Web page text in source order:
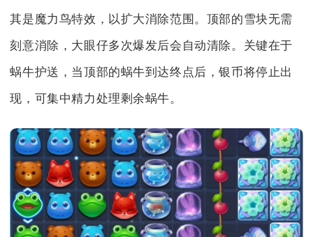
其是魔力鸟特效，以扩大消除范围。顶部的雪块无需
刻意消除，大眼仔多次爆发后会自动清除。关键在于
蜗牛护送，当顶部的蜗牛到达终点后，银币将停止出
现，可集中精力处理剩余蜗牛。